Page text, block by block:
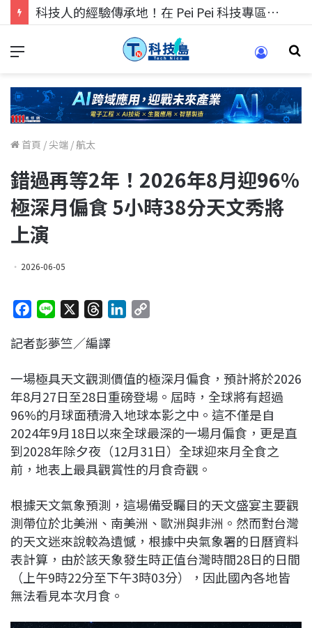
科技人的經驗傳承地！在 Pei Pei 科技專區，與學弟妹交流最硬核的技術
首頁 /尖端 /航太
錯過再等2年！2026年8月迎96%
極深月偏食 5小時38分天文秀將
上演
2026-06-05
c
b
o
o
k
n
r
a
d
s
e
d
I
n
L
i
n
k
記者彭夢竺／編譯
一場極具天文觀測價值的極深月偏食，預計將於2026
年8月27日至28日重磅登場。屆時，全球將有超過
96%的月球面積滑入地球本影之中。這不僅是自
2024年9月18日以來全球最深的一場月偏食，更是直
到2028年除夕夜（12月31日）全球迎來月全食之
前，地表上最具觀賞性的月食奇觀。
根據天文氣象預測，這場備受矚目的天文盛宴主要觀
測帶位於北美洲、南美洲、歐洲與非洲。然而對台灣
的天文迷來說較為遺憾，根據中央氣象署的日曆資料
表計算，由於該天象發生時正值台灣時間28日的日間
（上午9時22分至下午3時03分），因此國內各地皆
無法看見本次月食。